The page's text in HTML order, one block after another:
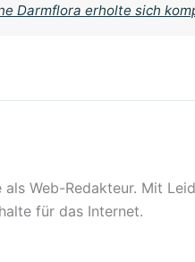
Darmflora erholte sich
Web-Redakteur. Mit
für das Internet.